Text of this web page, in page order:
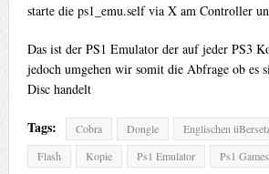
starte die ps1_emu.self via X am Controller
Das ist der PS1 Emulator der auf jeder PS3
jedoch umgehen wir somit die Abfrage ob es
Disc handelt
Tags: Cobra Dongle Englischen
Flash
Kopie Ps1 Emulator Ps1 Games